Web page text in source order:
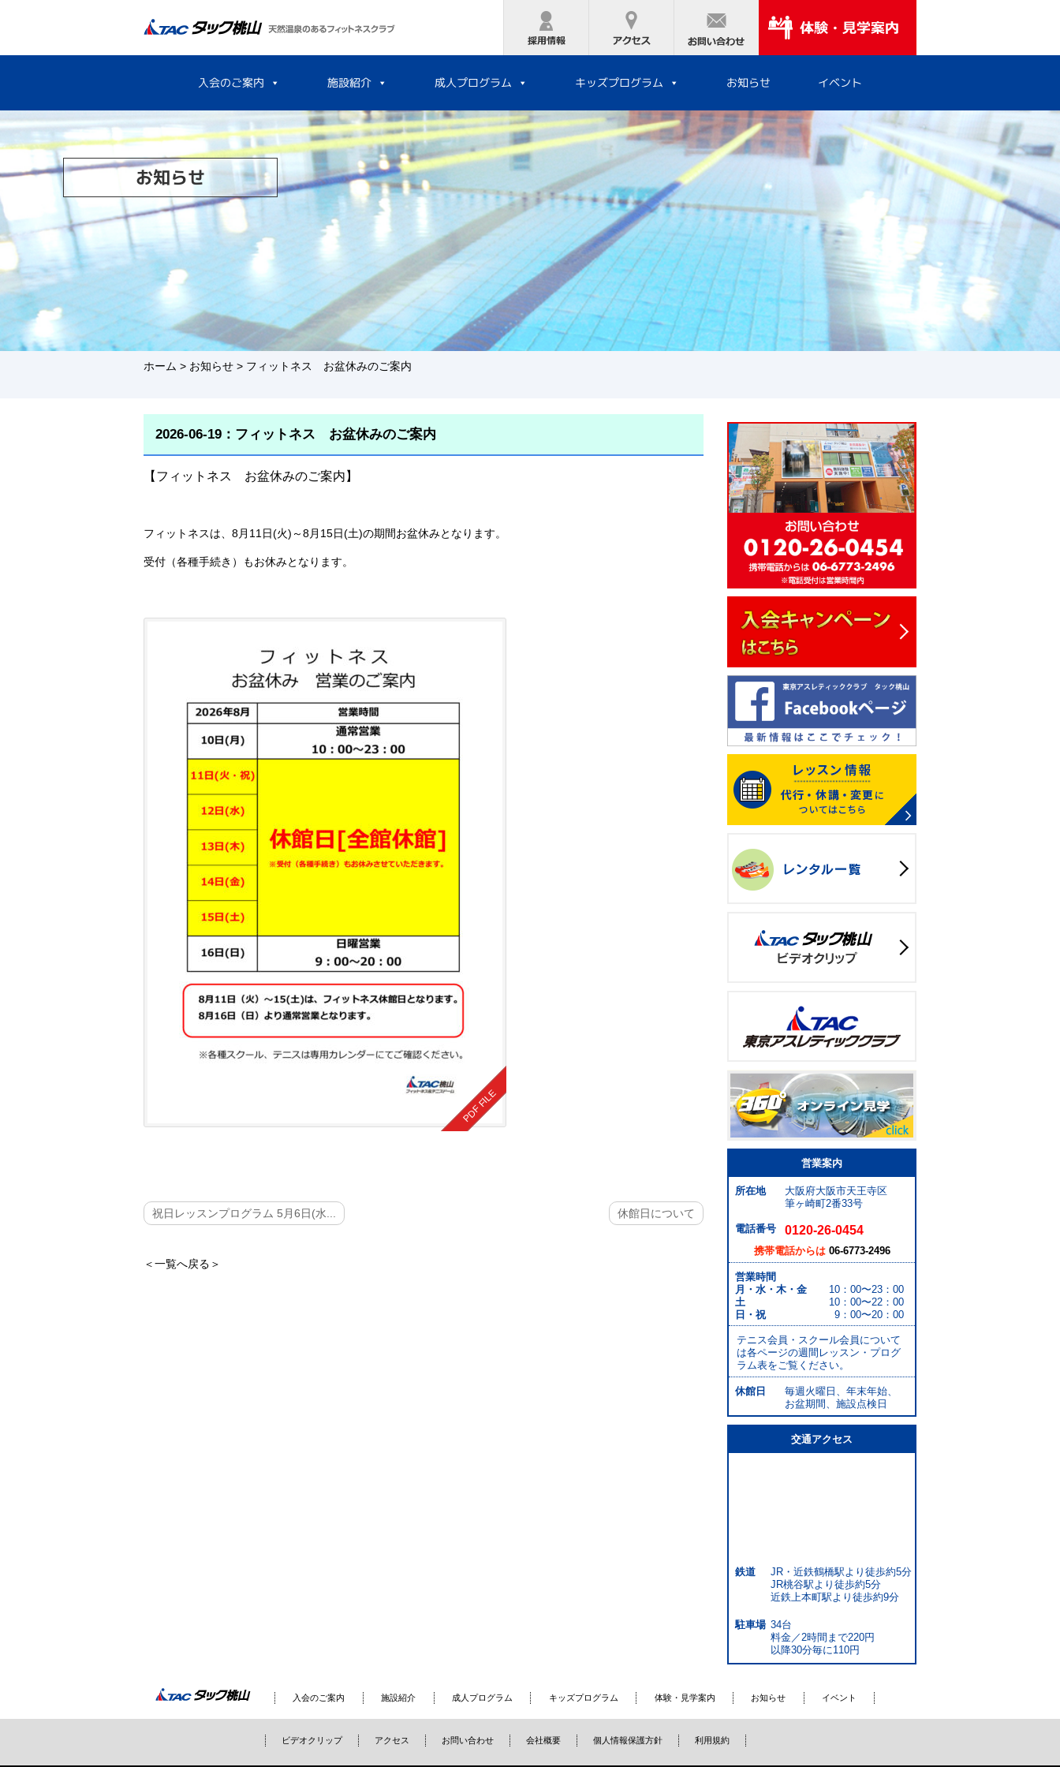
入会のご案内 施設紹介 成人プログラム キッズプログラム お知らせ イベント
お知らせ
ホーム > お知らせ > フィットネス お盆休みのご案内
2026-06-19：フィットネス お盆休みのご案内
【フィットネス お盆休みのご案内】
フィットネスは、8月11日(火)～8月15日(土)の期間お盆休みとなります。
受付（各種手続き）もお休みとなります。
祝日レッスンプログラム 5月6日(水... 休館日について
＜一覧へ戻る＞
営業案内
所在地
大阪府大阪市天王寺区
筆ヶ崎町2番33号
電話番号 0120-26-0454
携帯電話からは 06-6773-2496
営業時間
月・水・木・金
10：00〜23：00
土
10：00〜22：00
日・祝
9：00〜20：00
テニス会員・スクール会員について
は各ページの週間レッスン・プログ
ラム表をご覧ください。
休館日
毎週火曜日、年末年始、
お盆期間、施設点検日
交通アクセス
鉄道
JR・近鉄鶴橋駅より徒歩約5分
JR桃谷駅より徒歩約5分
近鉄上本町駅より徒歩約9分
駐車場 34台
料金／2時間まで220円
以降30分毎に110円
TAC桃山 入会のご案内 施設紹介 成人プログラム キッズプログラム 体験・見学案内 お知らせ イベント
ビデオクリップ アクセス お問い合わせ 会社概要 個人情報保護方針 利用規約